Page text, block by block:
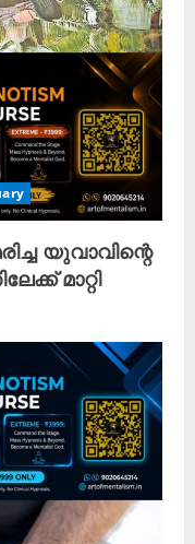
യുവാവിന്റെ
മാറ്റി